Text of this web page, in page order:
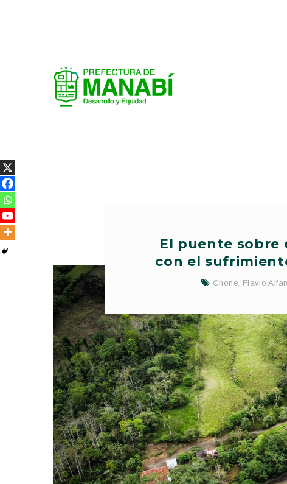
El puente sobre
con el
Chone, Flavio